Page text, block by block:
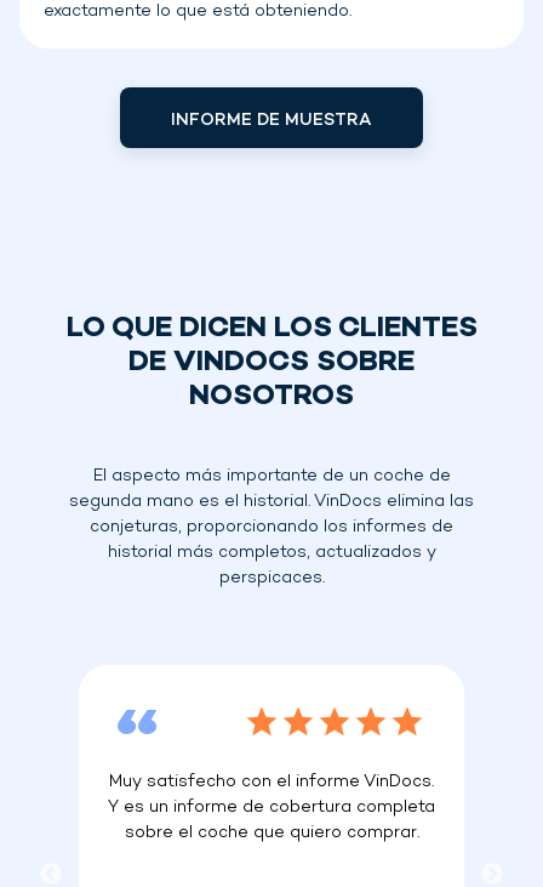
exactamente lo que está obteniendo.
INFORME DE MUESTRA
LO QUE DICEN LOS CLIENTES
DE VINDOCS SOBRE
NOSOTROS
El aspecto más importante de un coche de
segunda mano es el historial. VinDocs elimina las
conjeturas, proporcionando los informes de
historial más completos, actualizados y
perspicaces.
Muy satisfecho con el informe VinDocs.
Y es un informe de cobertura completa
sobre el coche que quiero comprar.